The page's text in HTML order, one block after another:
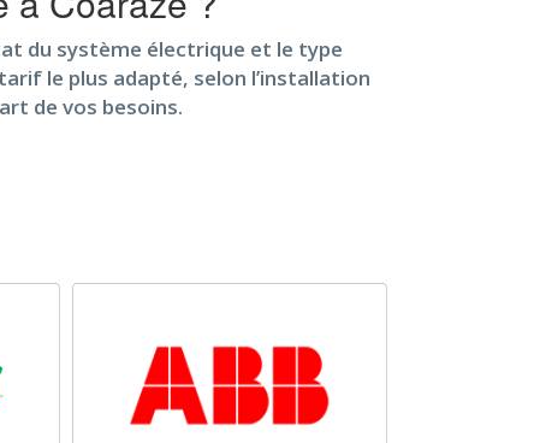
du système électrique et le type
le plus adapté, selon l’installation
de vos besoins.